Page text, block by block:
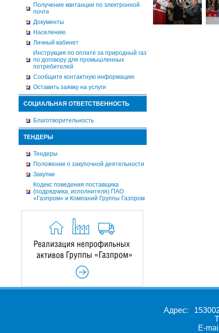
Получение квитанции по электронной
почте
Документы
Населению
Личный кабинет
Инструкция по оплате за природный газ
по договору для промышленных
потребителей
Сообщите контактную информацию
Оставить заявку на услуги
СОЦИАЛЬНАЯ ОТВЕТСТВЕННОСТЬ
Благотворительность
ТЕНДЕРЫ
Тендеры
Положение о закупочной деятельности
Закупки
Кодекс поведения поставщика
(подрядчика, исполнителя) ПАО
«Газпром» и Компаний Группы Газпром
Адрес:
E-